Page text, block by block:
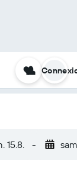
15.8. -